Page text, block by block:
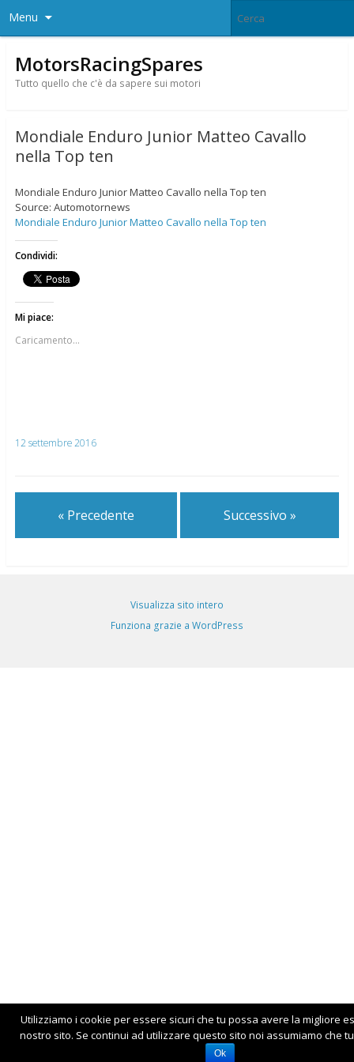
Menu
MotorsRacingSpares
Tutto quello che c'è da sapere sui motori
Mondiale Enduro Junior Matteo Cavallo
nella Top ten
Mondiale Enduro Junior Matteo Cavallo nella Top ten
Source: Automotornews
Mondiale Enduro Junior Matteo Cavallo nella Top ten
Condividi:
Mi piace:
Caricamento...
12 settembre 2016
« Precedente Successivo »
Visualizza sito intero
Funziona grazie a WordPress
Utilizziamo i cookie per essere sicuri che tu possa avere la migliore
nostro sito. Se continui ad utilizzare questo sito noi assumiamo che
Ok